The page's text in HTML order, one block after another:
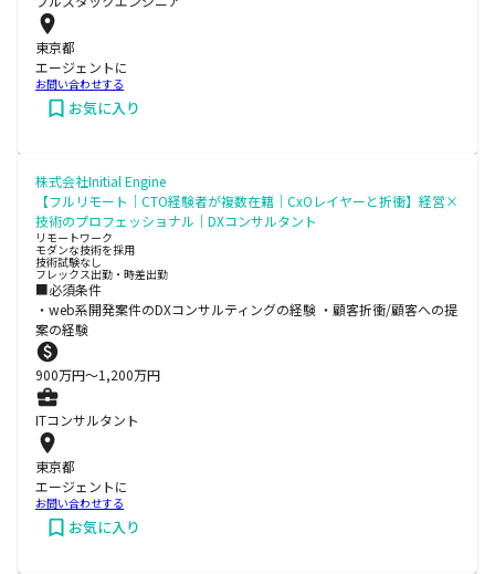
東京都
エージェントに
お問い合わせする
お気に入り
株式会社Initial Engine
【フルリモート｜CTO経験者が複数在籍｜CxOレイヤーと折衝】経営×
技術のプロフェッショナル｜DXコンサルタント
リモートワーク
モダンな技術を採用
技術試験なし
フレックス出勤・時差出勤
■必須条件
・web系開発案件のDXコンサルティングの経験 ・顧客折衝/顧客への提
案の経験
900万円〜1,200万円
ITコンサルタント
東京都
エージェントに
お問い合わせする
お気に入り